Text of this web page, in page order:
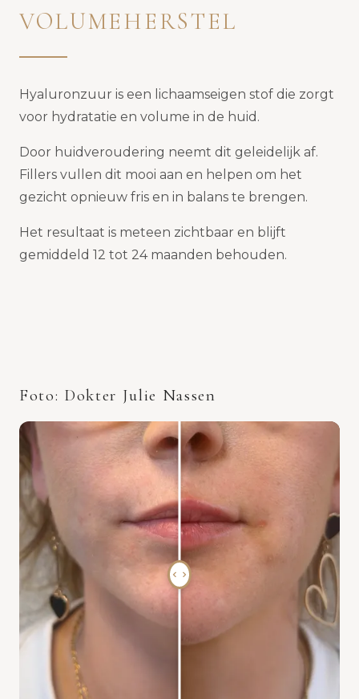
VOLUMEHERSTEL
Hyaluronzuur is een lichaamseigen stof die zorgt
voor hydratatie en volume in de huid.
Door huidveroudering neemt dit geleidelijk af.
Fillers vullen dit mooi aan en helpen om het
gezicht opnieuw fris en in balans te brengen.
Het resultaat is meteen zichtbaar en blijft
gemiddeld 12 tot 24 maanden behouden.
Foto: Dokter Julie Nassen